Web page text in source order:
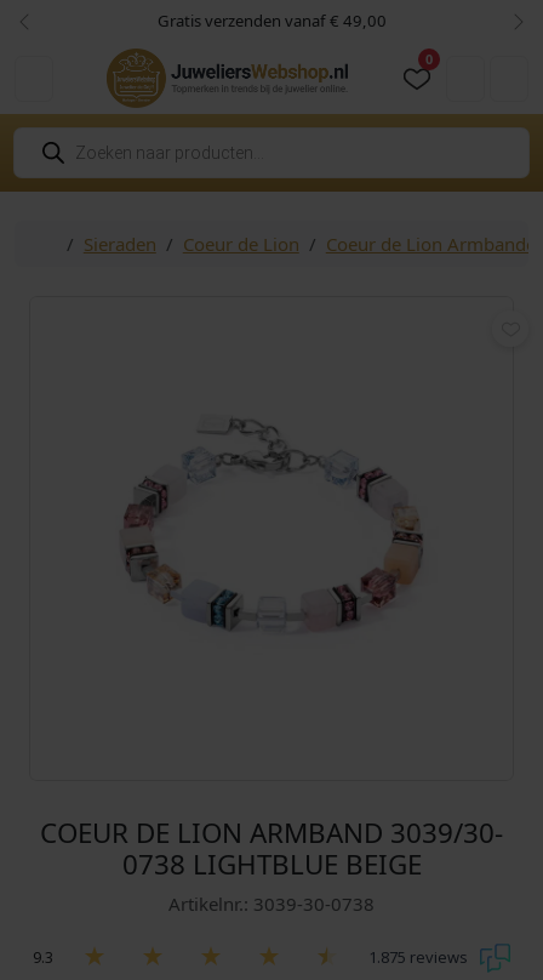
Skip to content
Skip to footer Gratis verzenden vanaf € 49,00
Vorige
0
P
o
d
HomeSieraden Coeur de Lion Coeur de Lion
COEUR DE LION ARMBAND 3039/30-
0738 LIGHTBLUE BEIGE
Artikelnr.: 3039-30-0738
9.3 1.875 reviews